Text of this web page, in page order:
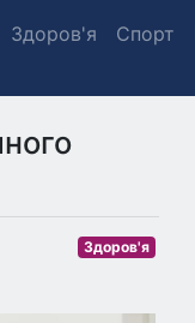
Здоров'я Спорт
Здоров'я